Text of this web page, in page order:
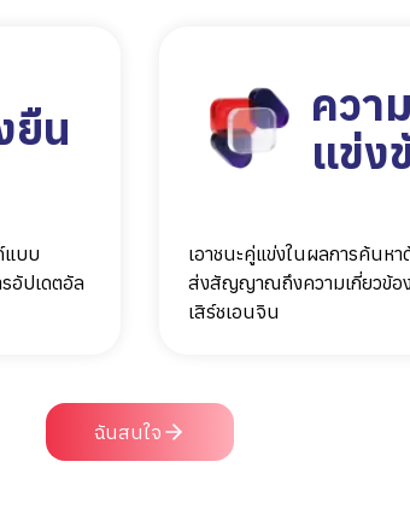
ยืน
แบบ
อัปเดตอัล
ควา
แข่ง
เอาชนะคู่แข่งในผลการค้นห
ส่งสัญญาณถึงความเกี่ยวข้อง
เสิร์ชเอนจิน
ฉันสนใจ